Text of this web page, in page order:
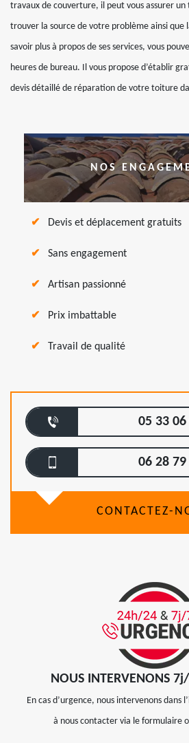
travaux de couverture, il peut vous assurer
trouver la source de votre problème ainsi que
savoir plus à propos de ses services, vous
heures de bureau. Il vous propose d’établir
devis détaillé de réparation de votre toiture
NOS
Devis et déplacement gratuits
Sans engagement
Artisan passionné
Prix imbattable
Travail de qualité
05 33 06
06 28 79
CONTACTEZ-
NOUS INTERVENONS
En cas d’urgence, nous intervenons dans
à nous contacter via le formulaire